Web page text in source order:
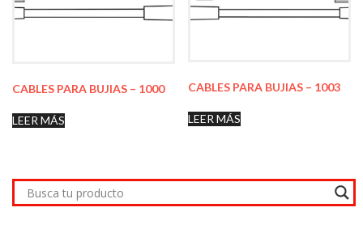
CABLES PARA BUJIAS – 1000
LEER MÁS
CABLES PARA BUJIAS – 1003
LEER MÁS